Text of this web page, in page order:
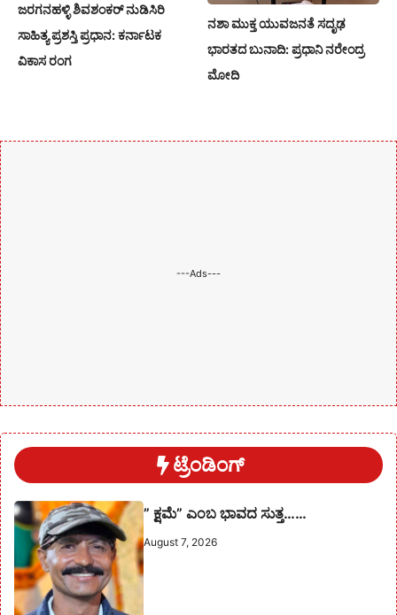
ಜರಗನಹಳ್ಳಿ ಶಿವಶಂಕರ್ ನುಡಿಸಿರಿ
ಸಾಹಿತ್ಯ ಪ್ರಶಸ್ತಿ ಪ್ರಧಾನ: ಕರ್ನಾಟಕ
ವಿಕಾಸ ರಂಗ
ನಶಾ ಮುಕ್ತ ಯುವಜನತೆ ಸದೃಢ
ಭಾರತದ ಬುನಾದಿ: ಪ್ರಧಾನಿ ನರೇಂದ್ರ
ಮೋದಿ
---Ads---
ಟ್ರೆಂಡಿಂಗ್
” ಕ್ಷಮೆ” ಎಂಬ ಭಾವದ ಸುತ್ತ……
August 7, 2026